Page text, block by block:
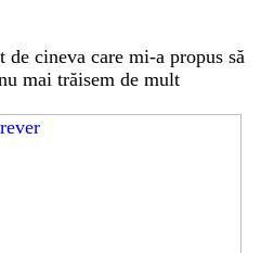
de cineva care mi-a propus să
mai trăisem de mult